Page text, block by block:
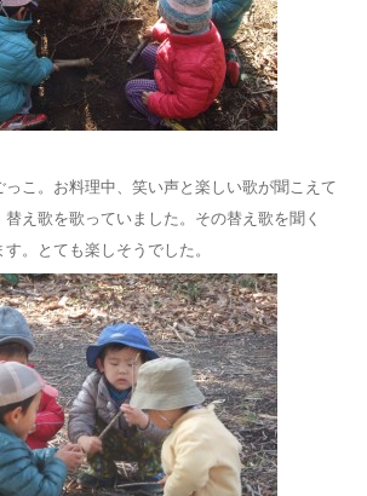
こ。お料理中、笑い声と楽しい歌が聞こえて
え歌を歌っていました。その替え歌を聞く
。とても楽しそうでした。